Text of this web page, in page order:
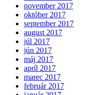
november 2017
október 2017
september 2017
august 2017
júl 2017
jún 2017
máj 2017
apríl 2017
marec 2017
február 2017